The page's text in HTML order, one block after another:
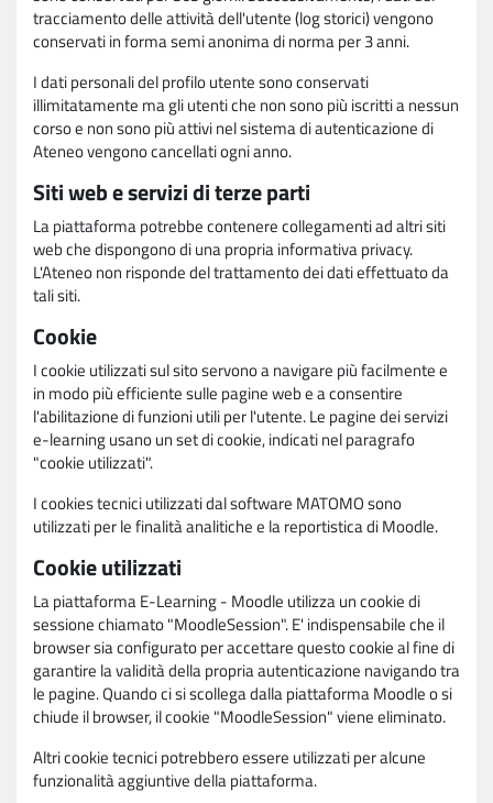
tracciamento delle attività dell'utente (log storici) vengono
conservati in forma semi anonima di norma per 3 anni.
I dati personali del profilo utente sono conservati
illimitatamente ma gli utenti che non sono più iscritti a nessun
corso e non sono più attivi nel sistema di autenticazione di
Ateneo vengono cancellati ogni anno.
Siti web e servizi di terze parti
La piattaforma potrebbe contenere collegamenti ad altri siti
web che dispongono di una propria informativa privacy.
L'Ateneo non risponde del trattamento dei dati effettuato da
tali siti.
Cookie
I cookie utilizzati sul sito servono a navigare più facilmente e
in modo più efficiente sulle pagine web e a consentire
l'abilitazione di funzioni utili per l'utente. Le pagine dei servizi
e-learning usano un set di cookie, indicati nel paragrafo
"cookie utilizzati".
I cookies tecnici utilizzati dal software MATOMO sono
utilizzati per le finalità analitiche e la reportistica di Moodle.
Cookie utilizzati
La piattaforma E-Learning - Moodle utilizza un cookie di
sessione chiamato "MoodleSession". E' indispensabile che il
browser sia configurato per accettare questo cookie al fine di
garantire la validità della propria autenticazione navigando tra
le pagine. Quando ci si scollega dalla piattaforma Moodle o si
chiude il browser, il cookie "MoodleSession" viene eliminato.
Altri cookie tecnici potrebbero essere utilizzati per alcune
funzionalità aggiuntive della piattaforma.